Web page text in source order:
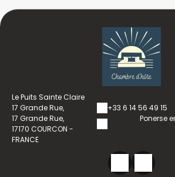
Le Puits Sainte Claire
17 Grande Rue,
17 Grande Rue,
17170 COURCON -
FRANCE
+33 6 14 56 49 15
Ponerse